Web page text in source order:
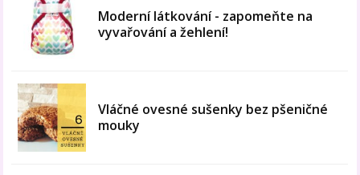
Moderní látkování - zapomeňte na
vyvařování a žehlení!
Vláčné ovesné sušenky bez pšeničné
mouky